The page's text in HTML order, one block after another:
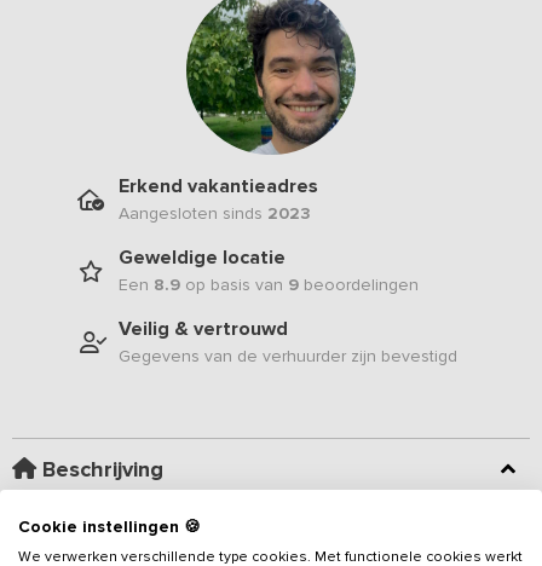
Erkend vakantieadres
Aangesloten sinds 2023
Geweldige locatie
Een 8.9 op basis van 9 beoordelingen
Veilig & vertrouwd
Gegevens van de verhuurder zijn bevestigd
Beschrijving
Zoek je een unieke locatie voor een paar dagen weg met het
sportteam, vrienden of wil je een introductieweek organiseren
Cookie instellingen 🍪
We verwerken verschillende type cookies. Met functionele cookies werkt